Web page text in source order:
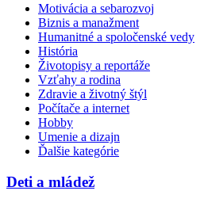
Motivácia a sebarozvoj
Biznis a manažment
Humanitné a spoločenské vedy
História
Životopisy a reportáže
Vzťahy a rodina
Zdravie a životný štýl
Počítače a internet
Hobby
Umenie a dizajn
Ďalšie kategórie
Deti a mládež